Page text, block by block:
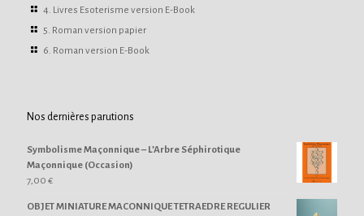
4. Livres Esoterisme version E-Book
5. Roman version papier
6. Roman version E-Book
Nos dernières parutions
Symbolisme Maçonnique – L’Arbre Séphirotique
Maçonnique (Occasion)
7,00 €
OBJET MINIATURE MACONNIQUE TETRAEDRE REGULIER